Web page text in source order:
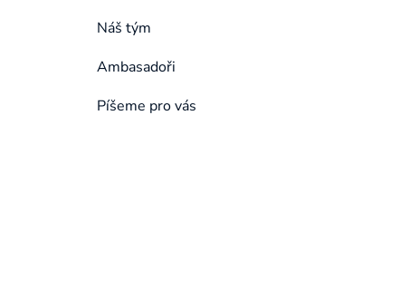
Náš tým
Ambasadoři
Píšeme pro vás